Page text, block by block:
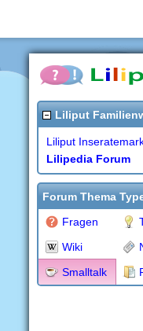
Liliput
Liliput
Lilipedia Forum
Forum Thema
Fragen
Wiki
Smalltalk